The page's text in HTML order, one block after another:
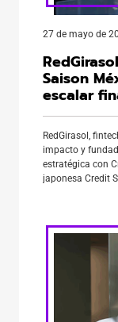
27 de mayo de
Saison
escalar
RedGirasol,
impacto y
estratégica con
japonesa Credit